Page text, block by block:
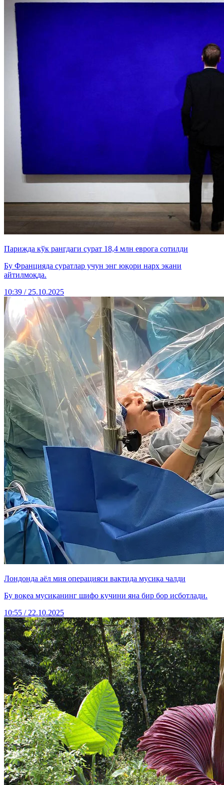
Парижда кўк рангдаги сурат 18,4 млн еврога сотилди
Бу Францияда суратлар учун энг юқори нарх экани
айтилмоқда.
10:39 / 25.10.2025
Лондонда аёл мия операцияси вақтида мусиқа чалди
Бу воқеа мусиқанинг шифо кучини яна бир бор исботлади.
10:55 / 22.10.2025